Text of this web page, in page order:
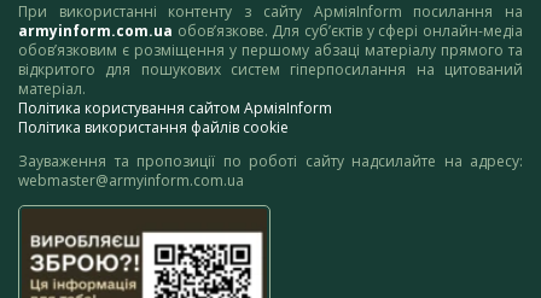
При використанні контенту з сайту АрміяInform посилання на
armyinform.com.ua обов’язкове. Для суб’єктів у сфері онлайн-медіа
обов’язковим є розміщення у першому абзаці матеріалу прямого та
відкритого для пошукових систем гіперпосилання на цитований
матеріал.
Політика користування сайтом АрміяInform
Політика використання файлів cookie
Зауваження та пропозиції по роботі сайту надсилайте на адресу:
webmaster@armyinform.com.ua